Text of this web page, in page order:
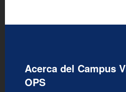
Acerca del Campus
OPS